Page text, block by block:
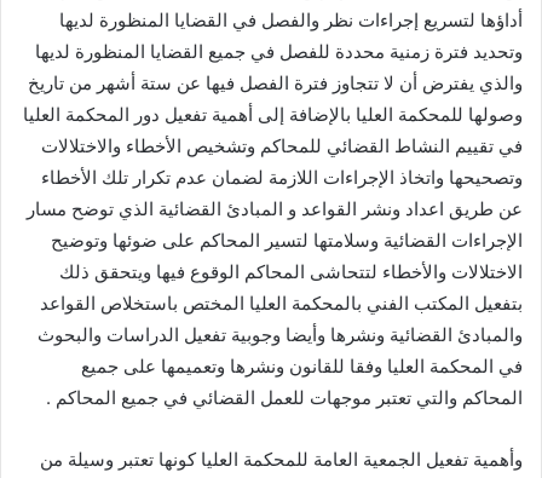
أداؤها لتسريع إجراءات نظر والفصل في القضايا المنظورة لديها
وتحديد فترة زمنية محددة للفصل في جميع القضايا المنظورة لديها
والذي يفترض أن لا تتجاوز فترة الفصل فيها عن ستة أشهر من تاريخ
وصولها للمحكمة العليا بالإضافة إلى أهمية تفعيل دور المحكمة العليا
في تقييم النشاط القضائي للمحاكم وتشخيص الأخطاء والاختلالات
وتصحيحها واتخاذ الإجراءات اللازمة لضمان عدم تكرار تلك الأخطاء
عن طريق اعداد ونشر القواعد و المبادئ القضائية الذي توضح مسار
الإجراءات القضائية وسلامتها لتسير المحاكم على ضوئها وتوضيح
الاختلالات والأخطاء لتتحاشى المحاكم الوقوع فيها ويتحقق ذلك
بتفعيل المكتب الفني بالمحكمة العليا المختص باستخلاص القواعد
والمبادئ القضائية ونشرها وأيضا وجوبية تفعيل الدراسات والبحوث
في المحكمة العليا وفقا للقانون ونشرها وتعميمها على جميع
المحاكم والتي تعتبر موجهات للعمل القضائي في جميع المحاكم .
وأهمية تفعيل الجمعية العامة للمحكمة العليا كونها تعتبر وسيلة من